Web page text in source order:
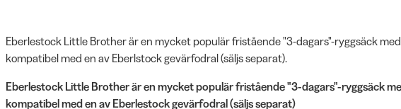
Eberlestock Little Brother är en mycket populär fristående "3-dagars"-ryggsäck
kompatibel med en av Eberlstock gevärfodral (säljs separat).
Eberlestock Little Brother är en mycket populär fristående "3-dagars"-ryggsäck
kompatibel med en av Eberlestock gevärfodral (säljs separat)